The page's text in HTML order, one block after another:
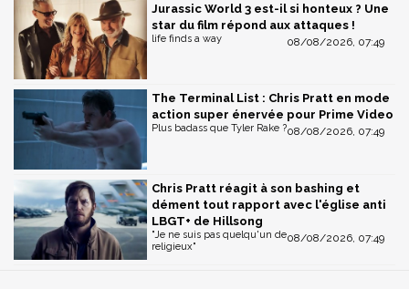
Jurassic World 3 est-il si honteux ? Une
star du film répond aux attaques !
08/08/2026, 07:49
life finds a way
The Terminal List : Chris Pratt en mode
action super énervée pour Prime Video
08/08/2026, 07:49
Plus badass que Tyler Rake ?
Chris Pratt réagit à son bashing et
dément tout rapport avec l'église anti
LBGT+ de Hillsong
08/08/2026, 07:49
"Je ne suis pas quelqu'un de
religieux"